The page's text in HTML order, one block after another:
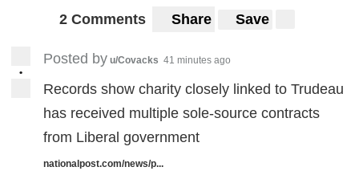
2 Comments Share Save
•
Posted by u/Covacks 41 minutes ago
Records show charity closely linked to Trudeau
has received multiple sole-source contracts
from Liberal government
nationalpost.com/news/p...